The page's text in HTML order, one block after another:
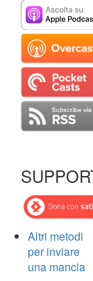
Altri metodi
per inviare
una mancia